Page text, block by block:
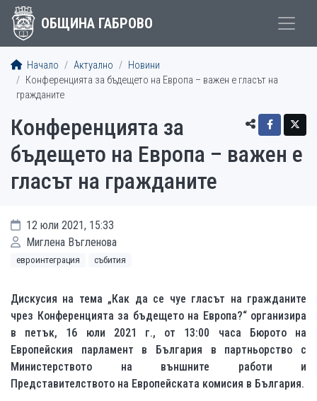
ОБЩИНА ГАБРОВО
Начало Актуално
Новини
Конференцията за бъдещето на Европа – важен е гласът на
гражданите
Конференцията за
бъдещето на Европа – важен е
гласът на гражданите
12 юли 2021, 15:33
Миглена Въгленова
евроинтеграция събития
Дискусия на тема „Как да се чуе гласът на гражданите
чрез Конференцията за бъдещето на Европа?“ организира
в петък, 16 юли 2021 г., от 13:00 часа Бюрото на
Европейския парламент в България в партньорство с
Министерството на външните работи и
Представителството на Европейската комисия в България.